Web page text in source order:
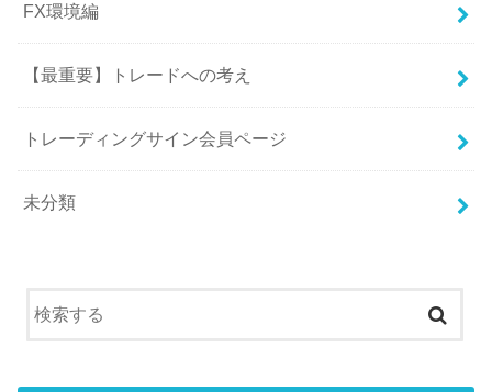
FX環境編
【最重要】トレードへの考え
トレーディングサイン会員ページ
未分類